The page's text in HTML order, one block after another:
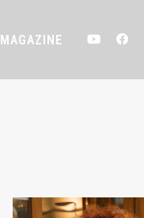
MAGAZINE